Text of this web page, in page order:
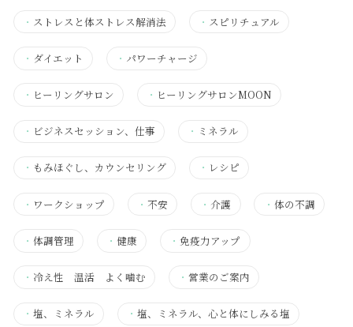
・ ストレスと体ストレス解消法 ・ スピリチュアル
・ ダイエット ・ パワーチャージ
・ ヒーリングサロン ・ ヒーリングサロンMOON
・ ビジネスセッション、仕事 ・ ミネラル
・ もみほぐし、カウンセリング ・ レシピ
・ ワークショップ ・不安 ・介護 ・ 体の不調
・ 体調管理 ・健康 ・ 免疫力アップ
・ 冷え性 温活 よく噛む ・営業のご案内
・ 塩、ミネラル ・塩、ミネラル、心と体にしみる塩